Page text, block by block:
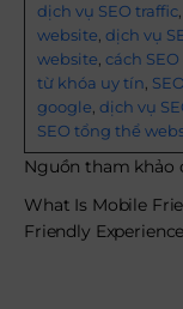
dịch vụ SEO traffic
website dịch vụ
website cách
từ khóa uy tín
google dịch vụ
SEO tổng thể
Nguồn tham khảo
What Is Mobile
Friendly